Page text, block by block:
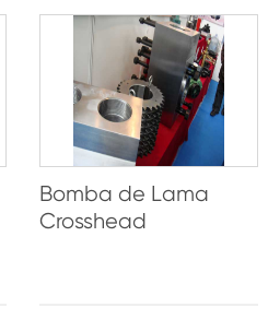
Bomba de Lama
Crosshead